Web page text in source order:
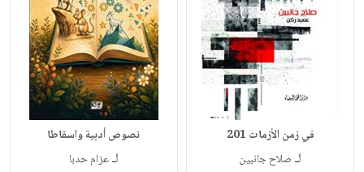
في زمن الأزمات 201
لـ صلاح جانبين
نصوص أدبية واسقاطا
لـعزام حدبا